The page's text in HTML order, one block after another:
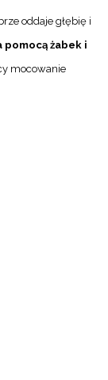
oddaje głębię i
pomocą żabek i
mocowanie